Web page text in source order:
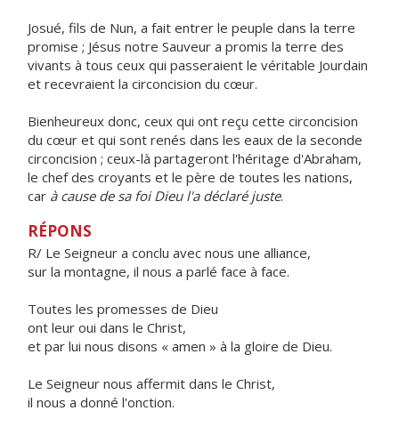
Josué, fils de Nun, a fait entrer le peuple dans la terre
promise ; Jésus notre Sauveur a promis la terre des
vivants à tous ceux qui passeraient le véritable Jourdain
et recevraient la circoncision du cœur.
Bienheureux donc, ceux qui ont reçu cette circoncision
du cœur et qui sont renés dans les eaux de la seconde
circoncision ; ceux-là partageront l'héritage d'Abraham,
le chef des croyants et le père de toutes les nations,
car à cause de sa foi Dieu l'a déclaré juste.
RÉPONS
R/ Le Seigneur a conclu avec nous une alliance,
sur la montagne, il nous a parlé face à face.
Toutes les promesses de Dieu
ont leur oui dans le Christ,
et par lui nous disons « amen » à la gloire de Dieu.
Le Seigneur nous affermit dans le Christ,
il nous a donné l'onction.